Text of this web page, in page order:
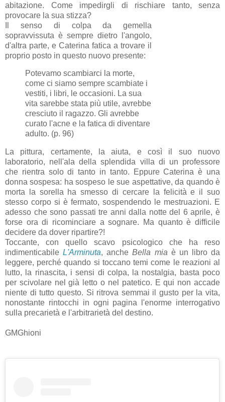
abitazione. Come impedirgli di rischiare tanto, senza
provocare la sua stizza?
Il senso di colpa da gemella
sopravvissuta è sempre dietro l'angolo,
d'altra parte, e Caterina fatica a trovare il
proprio posto in questo nuovo presente:
Potevamo scambiarci la morte,
come ci siamo sempre scambiate i
vestiti, i libri, le occasioni. La sua
vita sarebbe stata più utile, avrebbe
cresciuto il ragazzo. Gli avrebbe
curato l'acne e la fatica di diventare
adulto. (p. 96)
La pittura, certamente, la aiuta, e così il suo nuovo
laboratorio, nell'ala della splendida villa di un professore
che rientra solo di tanto in tanto. Eppure Caterina è una
donna sospesa: ha sospeso le sue aspettative, da quando è
morta la sorella ha smesso di cercare la felicità e il suo
stesso corpo si è fermato, sospendendo le mestruazioni. E
adesso che sono passati tre anni dalla notte del 6 aprile, è
forse ora di ricominciare a sognare. Ma quanto è difficile
decidere da dover ripartire?!
Toccante, con quello scavo psicologico che ha reso
indimenticabileL'Arminuta, ancheBella mia è un libro da
leggere, perché quando si toccano temi come le reazioni al
lutto, la rinascita, i sensi di colpa, la nostalgia, basta poco
per scivolare nel già letto o nel patetico. E qui non accade
niente di tutto questo. Si ritrova semmai il gusto per la vita,
nonostante rintocchi in ogni pagina l'enorme interrogativo
sulla precarietà e l'arbitrarietà del destino.
GMGhioni